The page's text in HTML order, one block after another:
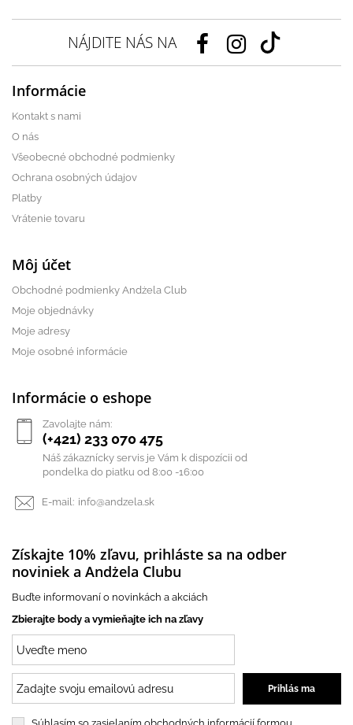
NÁJDITE NÁS NA
Informácie
Kontakt s nami
O nás
Všeobecné obchodné podmienky
Ochrana osobných údajov
Platby
Vrátenie tovaru
Môj účet
Obchodné podmienky Andżela Club
Moje objednávky
Moje adresy
Moje osobné informácie
Informácie o eshope
Zavolajte nám:
(+421) 233 070 475
Náš zákaznícky servis je Vám k dispozícii od
pondelka do piatku od 8:00 -16:00
E-mail: info@andzela.sk
Získajte 10% zľavu, prihláste sa na odber
noviniek a Andżela Clubu
Buďte informovaní o novinkách a akciách
Zbierajte body a vymieňajte ich na zľavy